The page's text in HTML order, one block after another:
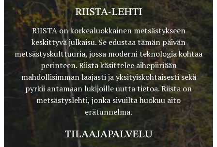
RIISTA-LEHTI
RIISTA on korkealuokkainen metsästykseen
keskittyvä julkaisu. Se edustaa tämän päivän
metsästyskulttuuria, jossa moderni teknologia kohtaa
perinteen. Riista käsittelee aihepiiriään
mahdollisimman laajasti ja yksityiskohtaisesti sekä
pyrkii antamaan lukijoille uutta tietoa. Riista on
metsästyslehti, jonka sivuilta huokuu aito
erätunnelma.
TILAAJAPALVELU